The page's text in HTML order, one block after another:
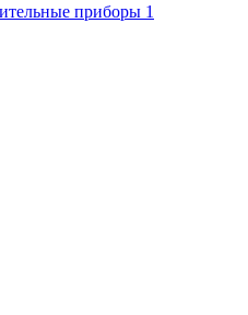
приборы 1